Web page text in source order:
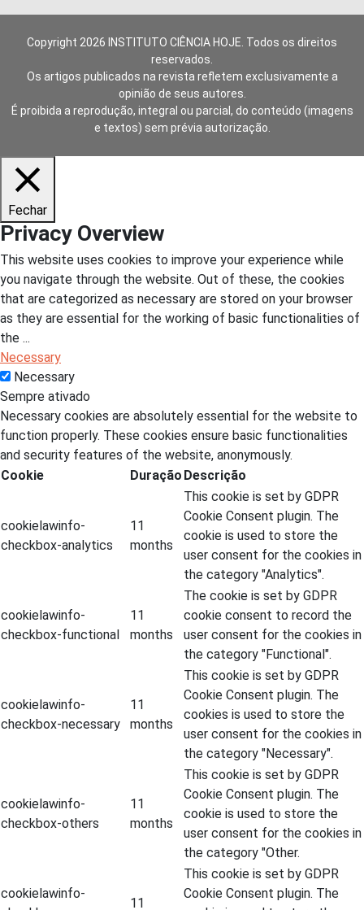
Copyright 2026 INSTITUTO CIÊNCIA HOJE. Todos os direitos
reservados.
Os artigos publicados na revista refletem exclusivamente a
opinião de seus autores.
É proibida a reprodução, integral ou parcial, do conteúdo (imagens
e textos) sem prévia autorização.
Fechar
Privacy Overview
This website uses cookies to improve your experience while
you navigate through the website. Out of these, the cookies
that are categorized as necessary are stored on your browser
as they are essential for the working of basic functionalities of
the ...
Necessary
Necessary
Sempre ativado
Necessary cookies are absolutely essential for the website to
function properly. These cookies ensure basic functionalities
and security features of the website, anonymously.
Cookie
Duração Descrição
cookielawinfo-
checkbox-analytics
11
months
This cookie is set by GDPR
Cookie Consent plugin. The
cookie is used to store the
user consent for the cookies in
the category "Analytics".
cookielawinfo-
checkbox-functional
11
months
The cookie is set by GDPR
cookie consent to record the
user consent for the cookies in
the category "Functional".
cookielawinfo-
checkbox-necessary
11
months
This cookie is set by GDPR
Cookie Consent plugin. The
cookies is used to store the
user consent for the cookies in
the category "Necessary".
cookielawinfo-
checkbox-others
11
months
This cookie is set by GDPR
Cookie Consent plugin. The
cookie is used to store the
user consent for the cookies in
the category "Other.
cookielawinfo-
11
This cookie is set by GDPR
Cookie Consent plugin. The